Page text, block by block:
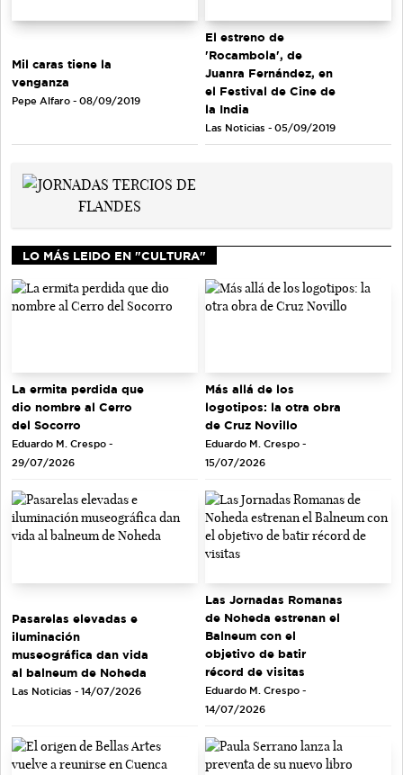
Mil caras tiene la
venganza
Pepe Alfaro - 08/09/2019
El estreno de
'Rocambola', de
Juanra Fernández, en
el Festival de Cine de
la India
Las Noticias - 05/09/2019
LO MÁS LEIDO EN "CULTURA"
La ermita perdida que
dio nombre al Cerro
del Socorro
Eduardo M. Crespo -
29/07/2026
Más allá de los
logotipos: la otra obra
de Cruz Novillo
Eduardo M. Crespo -
15/07/2026
Pasarelas elevadas e
iluminación
museográfica dan vida
al balneum de Noheda
Las Noticias - 14/07/2026
Las Jornadas Romanas
de Noheda estrenan el
Balneum con el
objetivo de batir
récord de visitas
Eduardo M. Crespo -
14/07/2026